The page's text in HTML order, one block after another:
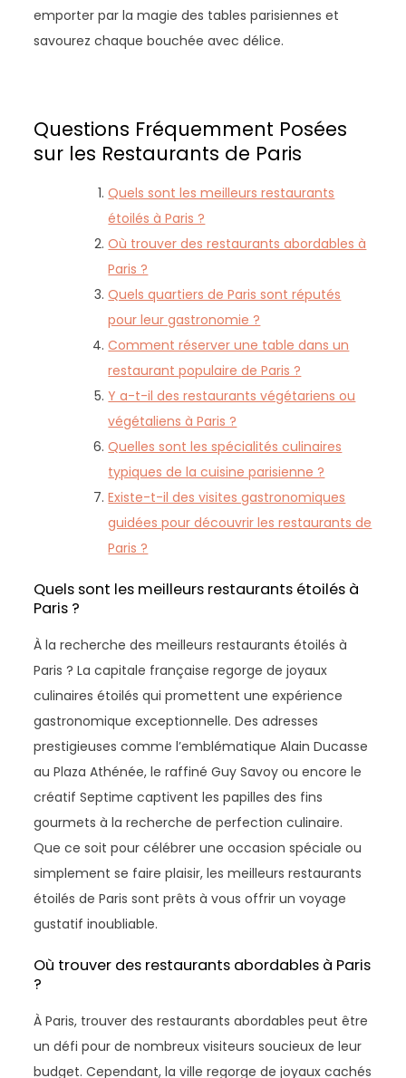
emporter par la magie des tables parisiennes et
savourez chaque bouchée avec délice.
Questions Fréquemment Posées
sur les Restaurants de Paris
Quels sont les meilleurs restaurants
étoilés à Paris ?
Où trouver des restaurants abordables à
Paris ?
Quels quartiers de Paris sont réputés
pour leur gastronomie ?
Comment réserver une table dans un
restaurant populaire de Paris ?
Y a-t-il des restaurants végétariens ou
végétaliens à Paris ?
Quelles sont les spécialités culinaires
typiques de la cuisine parisienne ?
Existe-t-il des visites gastronomiques
guidées pour découvrir les restaurants de
Paris ?
Quels sont les meilleurs restaurants étoilés à
Paris ?
À la recherche des meilleurs restaurants étoilés à
Paris ? La capitale française regorge de joyaux
culinaires étoilés qui promettent une expérience
gastronomique exceptionnelle. Des adresses
prestigieuses comme l’emblématique Alain Ducasse
au Plaza Athénée, le raffiné Guy Savoy ou encore le
créatif Septime captivent les papilles des fins
gourmets à la recherche de perfection culinaire.
Que ce soit pour célébrer une occasion spéciale ou
simplement se faire plaisir, les meilleurs restaurants
étoilés de Paris sont prêts à vous offrir un voyage
gustatif inoubliable.
Où trouver des restaurants abordables à Paris
?
À Paris, trouver des restaurants abordables peut être
un défi pour de nombreux visiteurs soucieux de leur
budget. Cependant, la ville regorge de joyaux cachés